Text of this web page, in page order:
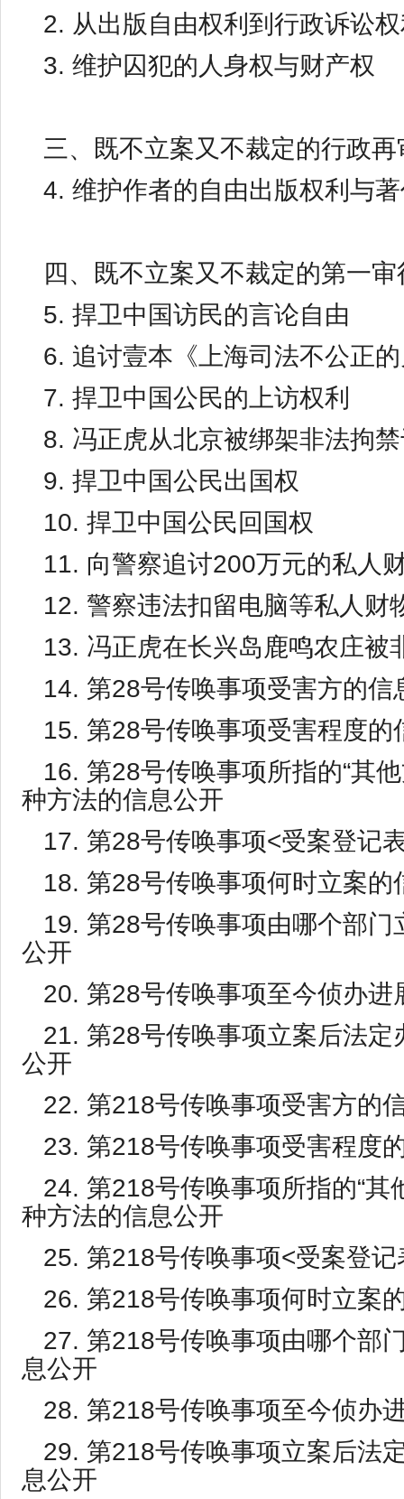
2. 从出版自由权利到行政诉讼
3. 维护囚犯的人身权与财产权
三、既不立案又不裁定的行政再
4. 维护作者的自由出版权利与
四、既不立案又不裁定的第一
5. 捍卫中国访民的言论自由
6. 追讨壹本《上海司法不公正
7. 捍卫中国公民的上访权利
8. 冯正虎从北京被绑架非法拘
9. 捍卫中国公民出国权
10. 捍卫中国公民回国权
11. 向警察追讨200万元的私人
12. 警察违法扣留电脑等私人财
13. 冯正虎在长兴岛鹿鸣农庄被
14. 第28号传唤事项受害方的信
15. 第28号传唤事项受害程度的
16. 第28号传唤事项所指的“其
种方法的信息公开
17. 第28号传唤事项<受案登记
18. 第28号传唤事项何时立案的
19. 第28号传唤事项由哪个部门
公开
20. 第28号传唤事项至今侦办进
21. 第28号传唤事项立案后法定
公开
22. 第218号传唤事项受害方的
23. 第218号传唤事项受害程度
24. 第218号传唤事项所指的“其
种方法的信息公开
25. 第218号传唤事项<受案登
26. 第218号传唤事项何时立案
27. 第218号传唤事项由哪个部
息公开
28. 第218号传唤事项至今侦办
29. 第218号传唤事项立案后法
息公开